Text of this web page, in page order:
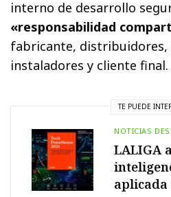
interno de desarrollo
«responsabilidad
fabricante, distribuidores,
instaladores y cliente final.
TE PUEDE
NOTICIAS
LALIGA